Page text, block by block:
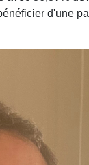
d'une